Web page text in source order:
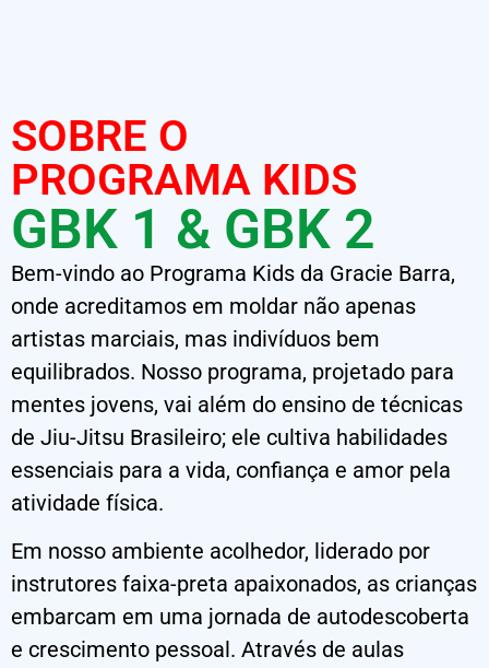
SOBRE O
PROGRAMA KIDS
GBK 1 & GBK 2
Bem-vindo ao Programa Kids da Gracie Barra,
onde acreditamos em moldar não apenas
artistas marciais, mas indivíduos bem
equilibrados. Nosso programa, projetado para
mentes jovens, vai além do ensino de técnicas
de Jiu-Jitsu Brasileiro; ele cultiva habilidades
essenciais para a vida, confiança e amor pela
atividade física.
Em nosso ambiente acolhedor, liderado por
instrutores faixa-preta apaixonados, as crianças
embarcam em uma jornada de autodescoberta
e crescimento pessoal. Através de aulas